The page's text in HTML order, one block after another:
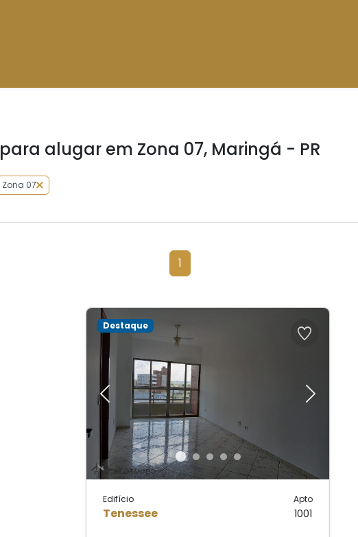
para alugar em Zona 07, Maringá - PR
Zona 07
1
Previous Next
Destaque
Edifício
Tenessee
Apto
1001